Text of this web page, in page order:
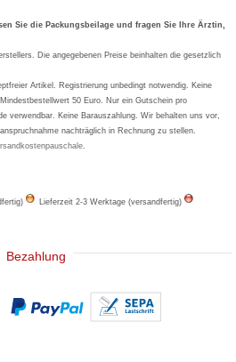
Sie die Packungsbeilage und fragen Sie Ihre Ärztin,
Die angegebenen Preise beinhalten die gesetzlich
Artikel. Registrierung unbedingt notwendig. Keine
50 Euro. Nur ein Gutschein pro
verwendbar. Keine Barauszahlung. Wir behalten uns vor,
nachträglich in Rechnung zu stellen.
Lieferzeit 2-3 Werktage (versandfertig)
Bezahlung